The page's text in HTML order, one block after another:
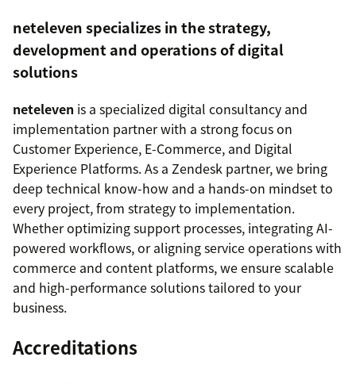
neteleven specializes in the strategy,
development and operations of digital
solutions
neteleven is a specialized digital consultancy and
implementation partner with a strong focus on
Customer Experience, E-Commerce, and Digital
Experience Platforms. As a Zendesk partner, we bring
deep technical know-how and a hands-on mindset to
every project, from strategy to implementation.
Whether optimizing support processes, integrating AI-
powered workflows, or aligning service operations with
commerce and content platforms, we ensure scalable
and high-performance solutions tailored to your
business.
Accreditations